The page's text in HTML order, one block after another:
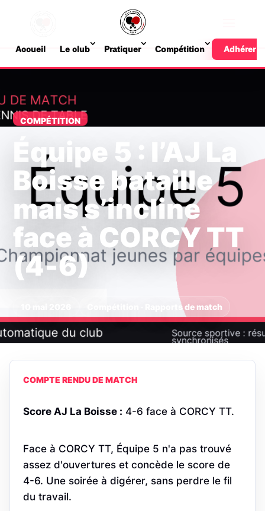
Accueil Le club Pratiquer Compétition Adhérer
COMPÉTITION
Équipe 5 : l’AJ La
Boisse bataille
mais s’incline
face à CORCY TT
(4‑6)
Compétition · Rapports de match
COMPTE RENDU DE MATCH
Score AJ La Boisse : 4-6 face à CORCY TT.
Face à CORCY TT, Équipe 5 n'a pas trouvé
assez d'ouvertures et concède le score de
4-6. Une soirée à digérer, sans perdre le fil
du travail.